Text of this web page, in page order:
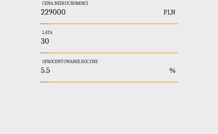
CENA.NIERUCHOMOSCI
PLN
LATA
OPROCENTOWANIE.ROCZNE
%